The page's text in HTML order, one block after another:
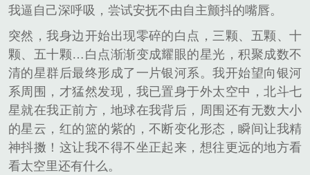
我逼自己深呼吸，尝试安抚不由自主颤抖的嘴唇。
突然，我身边开始出现零碎的白点，三颗、五颗、十
颗、五十颗…白点渐渐变成耀眼的星光，积聚成数不
清的星群后最终形成了一片银河系。我开始望向银河
系周围，才猛然发现，我已置身于外太空中，北斗七
星就在我正前方，地球在我背后，周围还有无数大小
的星云，红的篮的紫的，不断变化形态，瞬间让我精
神抖擞！这让我不得不坐正起来，想往更远的地方看
看太空里还有什么。